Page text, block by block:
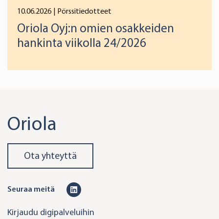
10.06.2026 | Pörssitiedotteet
Oriola Oyj:n omien osakkeiden
hankinta viikolla 24/2026
Oriola
Ota yhteyttä
Seuraa meitä
Kirjaudu digipalveluihin